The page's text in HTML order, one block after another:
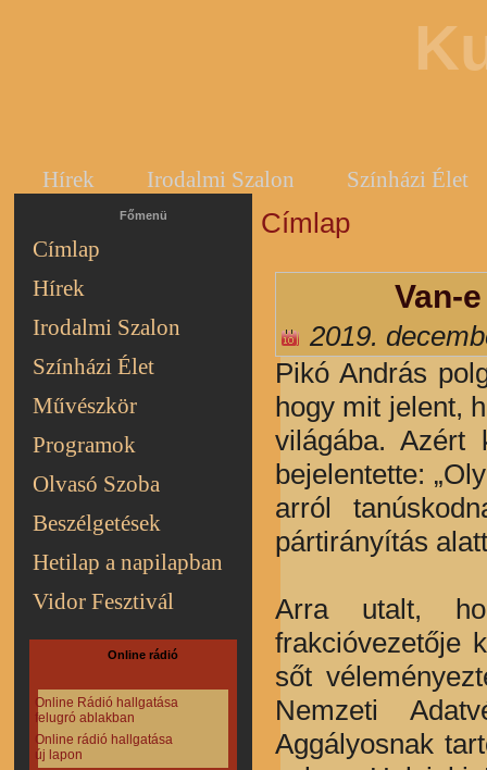
Hírek Irodalmi Szalon Színházi Élet
Főmenü
Címlap
Hírek
Irodalmi Szalon
Színházi Élet
Művészkör
Programok
Olvasó Szoba
Beszélgetések
Hetilap a napilapban
Vidor Fesztivál
Online rádió
Online Rádió hallgatása
felugró ablakban
Online rádió hallgatása
új lapon
Jelenlegi hely
Címlap
Van-
2019.
Pikó András
hogy mit jelent,
világába. Azért
bejelentette:
arról
pártirányítás
Arra utalt,
frakcióvezetője
sőt
Nemzeti
Aggályosnak